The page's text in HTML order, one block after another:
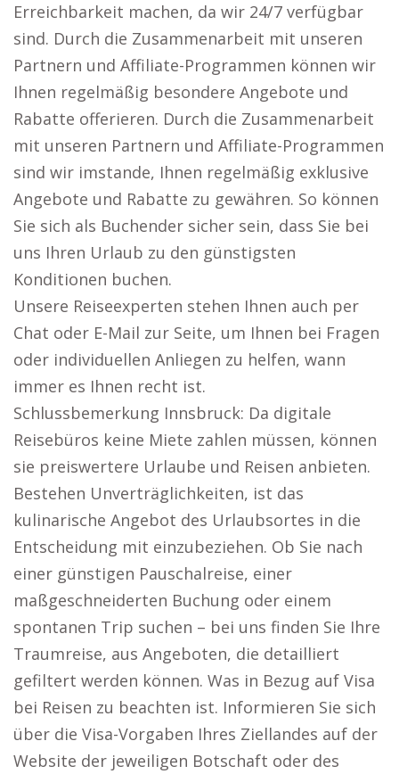
Erreichbarkeit machen, da wir 24/7 verfügbar
sind. Durch die Zusammenarbeit mit unseren
Partnern und Affiliate-Programmen können wir
Ihnen regelmäßig besondere Angebote und
Rabatte offerieren. Durch die Zusammenarbeit
mit unseren Partnern und Affiliate-Programmen
sind wir imstande, Ihnen regelmäßig exklusive
Angebote und Rabatte zu gewähren. So können
Sie sich als Buchender sicher sein, dass Sie bei
uns Ihren Urlaub zu den günstigsten
Konditionen buchen.
Unsere Reiseexperten stehen Ihnen auch per
Chat oder E-Mail zur Seite, um Ihnen bei Fragen
oder individuellen Anliegen zu helfen, wann
immer es Ihnen recht ist.
Schlussbemerkung Innsbruck: Da digitale
Reisebüros keine Miete zahlen müssen, können
sie preiswertere Urlaube und Reisen anbieten.
Bestehen Unverträglichkeiten, ist das
kulinarische Angebot des Urlaubsortes in die
Entscheidung mit einzubeziehen. Ob Sie nach
einer günstigen Pauschalreise, einer
maßgeschneiderten Buchung oder einem
spontanen Trip suchen – bei uns finden Sie Ihre
Traumreise, aus Angeboten, die detailliert
gefiltert werden können. Was in Bezug auf Visa
bei Reisen zu beachten ist. Informieren Sie sich
über die Visa-Vorgaben Ihres Ziellandes auf der
Website der jeweiligen Botschaft oder des